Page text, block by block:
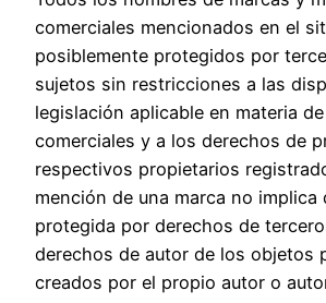
comerciales mencionados en el
posiblemente protegidos por
sujetos sin restricciones a las
legislación aplicable en materia
comerciales y a los derechos de
respectivos propietarios
mención de una marca no implica
protegida por derechos de
derechos de autor de los objetos
creados por el propio autor o